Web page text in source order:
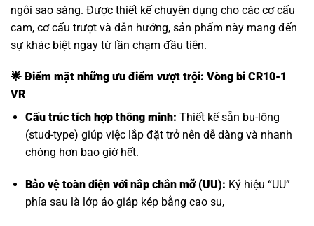
ngôi sao sáng. Được thiết kế chuyên dụng cho các cơ cấu
cam, cơ cấu trượt và dẫn hướng, sản phẩm này mang đến
sự khác biệt ngay từ lần chạm đầu tiên.
🌟 Điểm mặt những ưu điểm vượt trội: Vòng bi CR10-1
VR
Cấu trúc tích hợp thông minh: Thiết kế sẵn bu-lông
(stud-type) giúp việc lắp đặt trở nên dễ dàng và nhanh
chóng hơn bao giờ hết.
Bảo vệ toàn diện với nắp chắn mỡ (UU): Ký hiệu “UU”
phía sau là lớp áo giáp kép bằng cao su,